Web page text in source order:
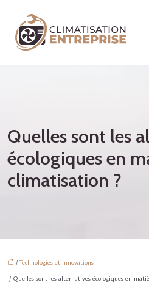
Quelles sont les
écologiques en
climatisation ?
/ Technologies et innovations
/ Quelles sont les alternatives écologiques en